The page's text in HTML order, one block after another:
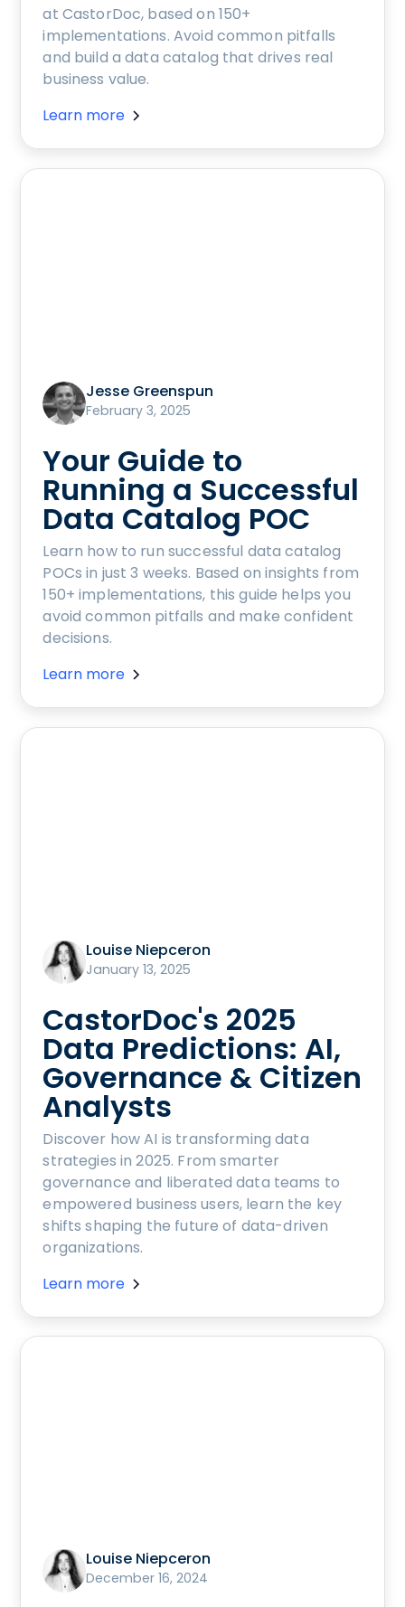
at CastorDoc, based on 150+
implementations. Avoid common pitfalls
and build a data catalog that drives real
business value.
Learn more
Jesse Greenspun
February 3, 2025
Your Guide to
Running a Successful
Data Catalog POC
Learn how to run successful data catalog
POCs in just 3 weeks. Based on insights from
150+ implementations, this guide helps you
avoid common pitfalls and make confident
decisions.
Learn more
Louise Niepceron
January 13, 2025
CastorDoc's 2025
Data Predictions: AI,
Governance & Citizen
Analysts
Discover how AI is transforming data
strategies in 2025. From smarter
governance and liberated data teams to
empowered business users, learn the key
shifts shaping the future of data-driven
organizations.
Learn more
Louise Niepceron
December 16, 2024